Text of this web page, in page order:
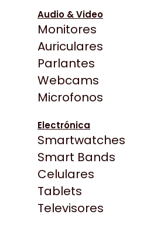
Audio & Video
Monitores
Auriculares
Parlantes
Webcams
Microfonos
Electrónica
Smartwatches
Smart Bands
Celulares
Tablets
Televisores
página de The Gamer